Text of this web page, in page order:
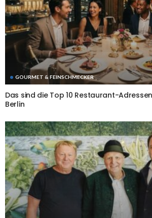
GOURMET & FEINSCHMECKER
Das sind die Top 10 Restaurant-
Berlin